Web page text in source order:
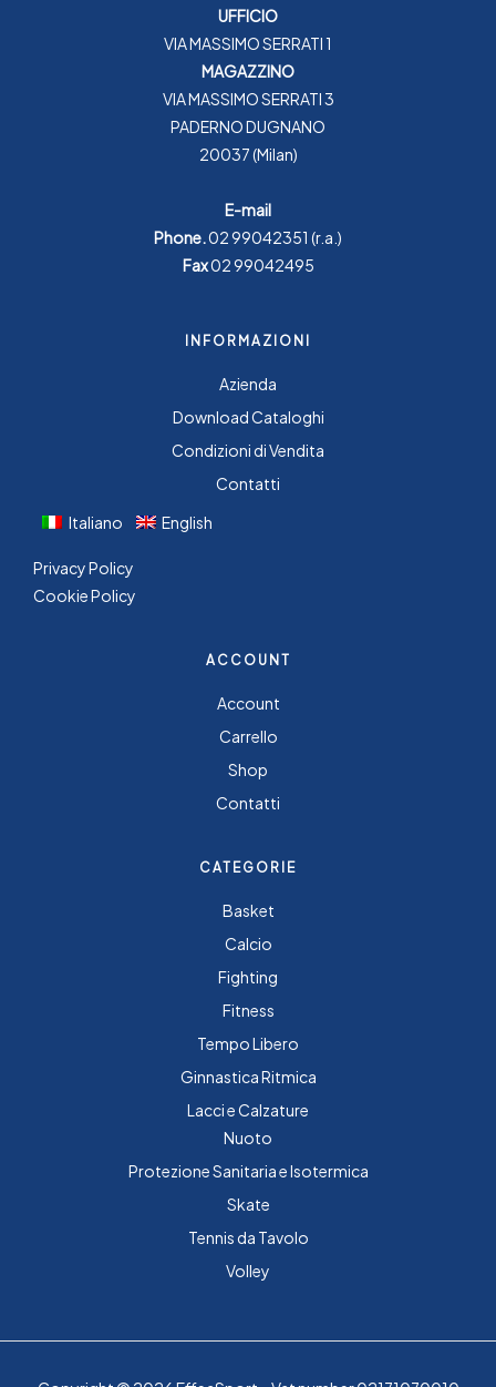
UFFICIO
VIA MASSIMO SERRATI 1
MAGAZZINO
VIA MASSIMO SERRATI 3
PADERNO DUGNANO
20037 (Milan)
E-mail
Phone.02 99042351 (r.a.)
Fax02 99042495
INFORMAZIONI
Azienda
Download Cataloghi
Condizioni di Vendita
Contatti
Italiano
English
Privacy Policy
Cookie Policy
ACCOUNT
Account
Carrello
Shop
Contatti
CATEGORIE
Basket
Calcio
Fighting
Fitness
Tempo Libero
Ginnastica Ritmica
Lacci e Calzature
Nuoto
Protezione Sanitaria e Isotermica
Skate
Tennis da Tavolo
Volley